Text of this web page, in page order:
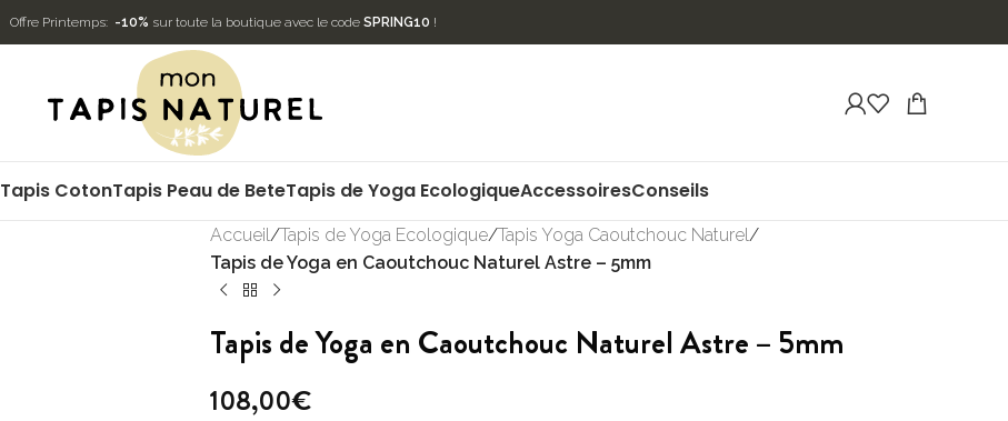
Offre Printemps: -10% sur toute la boutique avec le codeSPRING10 !
Tapis CotonTapis Peau de BeteTapis de Yoga EcologiqueAccessoiresConseils
Accueil/Tapis de Yoga Ecologique/Tapis Yoga Caoutchouc Naturel/
Tapis de Yoga en Caoutchouc Naturel Astre – 5mm
Tapis de Yoga en Caoutchouc Naturel Astre – 5mm
108,00€